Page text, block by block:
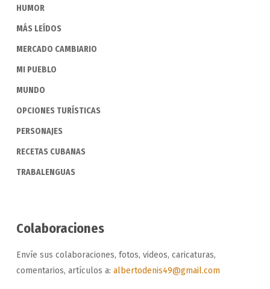
HUMOR
MÁS LEÍDOS
MERCADO CAMBIARIO
MI PUEBLO
MUNDO
OPCIONES TURÍSTICAS
PERSONAJES
RECETAS CUBANAS
TRABALENGUAS
Colaboraciones
Envíe sus colaboraciones, fotos, videos, caricaturas,
comentarios, artículos a: albertodenis49@gmail.com